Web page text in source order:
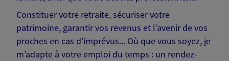
Constituer votre retraite, sécuriser votre
patrimoine, garantir vos revenus et l’avenir de vos
proches en cas d’imprévus... Où que vous soyez, je
m’adapte à votre emploi du temps : un rendez-